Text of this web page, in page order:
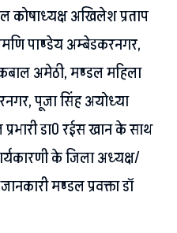
अखिलेश प्रताप
पाण्डेय अम्बेडकरनगर,
अमेठी, मण्डल महिला
पूजा सिंह अयोध्या
डा0 रईस खान के साथ
के जिला अध्यक्ष/
मण्डल प्रवक्ता डॉ